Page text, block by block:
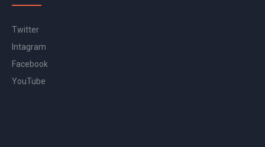
Twitter
Intagram
Facebook
YouTube